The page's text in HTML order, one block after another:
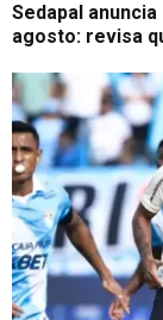
Sedapal
agosto: revisa